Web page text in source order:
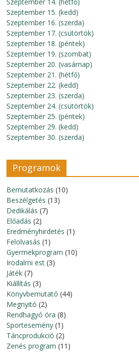
Szeptember 15. (kedd)
Szeptember 16. (szerda)
Szeptember 17. (csütörtök)
Szeptember 18. (péntek)
Szeptember 19. (szombat)
Szeptember 20. (vasárnap)
Szeptember 21. (hétfő)
Szeptember 22. (kedd)
Szeptember 23. (szerda)
Szeptember 24. (csütörtök)
Szeptember 25. (péntek)
Szeptember 29. (kedd)
Szeptember 30. (szerda)
Programok
Bemutatkozás (10)
Beszélgetés (13)
Dedikálás (7)
Előadás (2)
Eredményhirdetés (1)
Felolvasás (1)
Gyermekprogram (10)
Irodalmi est (3)
Játék (7)
Kiállítás (3)
Könyvbemutató (44)
Megnyitó (2)
Rendhagyó óra (8)
Sportesemény (1)
Táncprodukció (2)
Zenés program (11)